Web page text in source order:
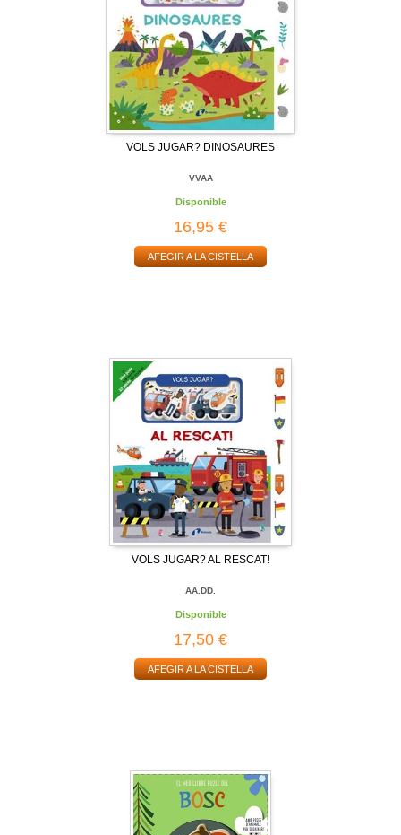
VOLS JUGAR? DINOSAURES
VVAA
Disponible
16,95 €
AFEGIR A LA CISTELLA
VOLS JUGAR? AL RESCAT!
AA.DD.
Disponible
17,50 €
AFEGIR A LA CISTELLA